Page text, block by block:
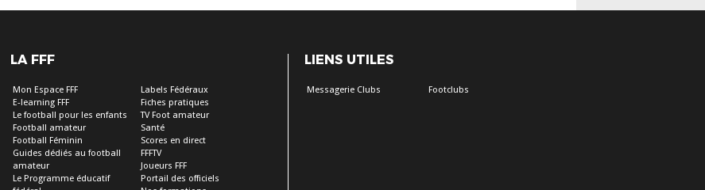
LA FFF
Mon Espace FFF
E-learning FFF
Le football pour les enfants
Football amateur
Football Féminin
Guides dédiés au football
amateur
Le Programme éducatif
Labels Fédéraux
Fiches pratiques
TV Foot amateur
Santé
Scores en direct
FFFTV
Joueurs FFF
Portail des officiels
LIENS UTILES
Messagerie Clubs Footclubs